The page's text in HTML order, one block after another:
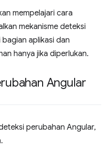
mempelajari cara
mekanisme deteksi
aplikasi dan
hanya jika diperlukan.
Angular
perubahan Angular,